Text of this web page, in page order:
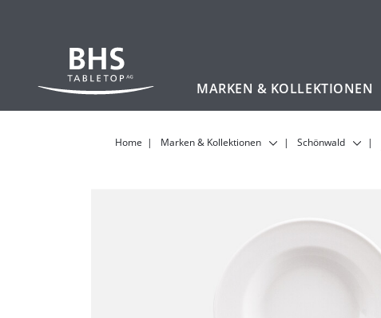
MARKEN & KOLLEKTIONEN
Home Marken & Kollektionen Schönwald